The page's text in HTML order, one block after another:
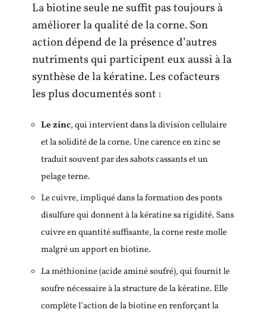
La biotine seule ne suffit pas toujours à
améliorer la qualité de la corne. Son
action dépend de la présence d’autres
nutriments qui participent eux aussi à la
synthèse de la kératine. Les cofacteurs
les plus documentés sont :
Le zinc, qui intervient dans la division cellulaire
et la solidité de la corne. Une carence en zinc se
traduit souvent par des sabots cassants et un
pelage terne.
Le cuivre, impliqué dans la formation des ponts
disulfure qui donnent à la kératine sa rigidité. Sans
cuivre en quantité suffisante, la corne reste molle
malgré un apport en biotine.
La méthionine (acide aminé soufré), qui fournit le
soufre nécessaire à la structure de la kératine. Elle
complète l’action de la biotine en renforçant la